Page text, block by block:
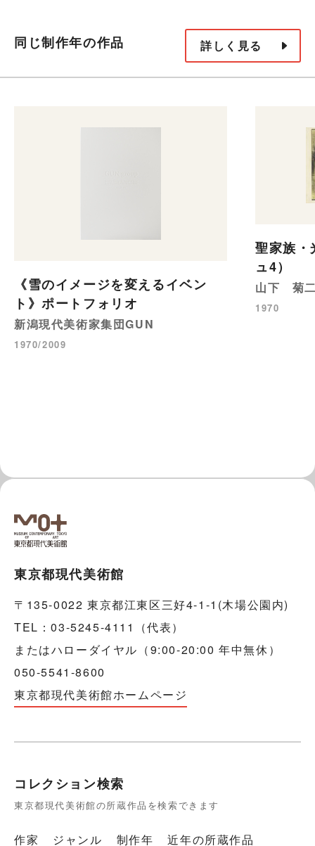
同じ制作年の作品 詳しく見る
《雪のイメージを変えるイベン
ト》ポートフォリオ
新潟現代美術家集団GUN
1970/2009
聖家族・
ュ4）
山下 菊
1970
東京都現代美術館
〒135-0022 東京都江東区三好4-1-1(木場公園内)
TEL：03-5245-4111（代表）
またはハローダイヤル（9:00-20:00 年中無休）
050-5541-8600
東京都現代美術館ホームページ
コレクション検索
東京都現代美術館の所蔵作品を検索できます
作家 ジャンル 制作年 近年の所蔵作品